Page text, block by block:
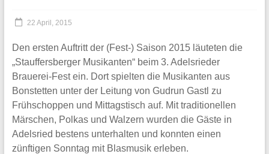
22 April, 2015
Den ersten Auftritt der (Fest-) Saison 2015 läuteten die
„Stauffersberger Musikanten“ beim 3. Adelsrieder
Brauerei-Fest ein. Dort spielten die Musikanten aus
Bonstetten unter der Leitung von Gudrun Gastl zu
Frühschoppen und Mittagstisch auf. Mit traditionellen
Märschen, Polkas und Walzern wurden die Gäste in
Adelsried bestens unterhalten und konnten einen
zünftigen Sonntag mit Blasmusik erleben.